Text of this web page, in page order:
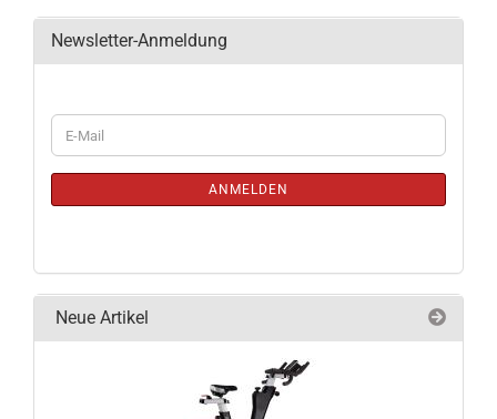
Newsletter-Anmeldung
WEITER
ZUR
E-
Mail
ANMELDEN
Neue Artikel